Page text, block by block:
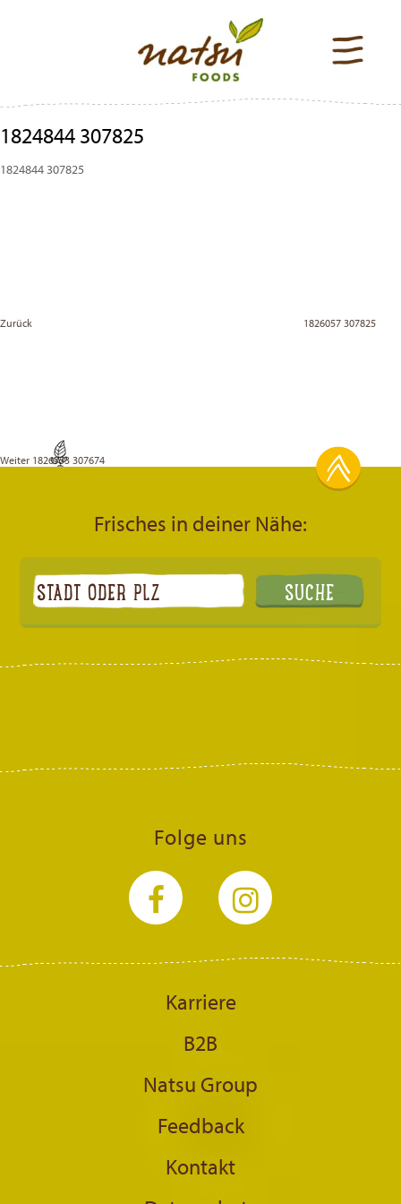
1824844 307825
1824844 307825
Zurück
1826057 307825
Weiter 1826753 307674
Frisches in deiner Nähe:
Folge uns
Karriere
B2B
Natsu Group
Feedback
Kontakt